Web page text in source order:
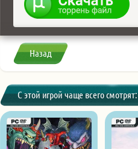
Назад
С этой игрой чаще всего смотрят: